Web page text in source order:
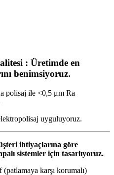
: Üretimde en
benimsiyoruz.
polisaj ile <0,5 μm Ra
uyguluyoruz.
ihtiyaçlarına göre
sistemler için tasarlıyoruz.
karşı korumalı)